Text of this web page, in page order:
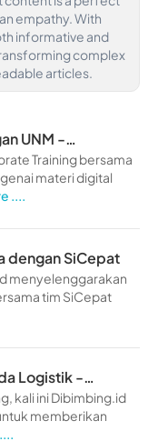
empathy. With
informative and
complex
articles.
UNM -
Training bersama
materi digital
....
dengan SiCepat
menyelenggarakan
tim SiCepat
Logistik -
kali ini Dibimbing.id
memberikan